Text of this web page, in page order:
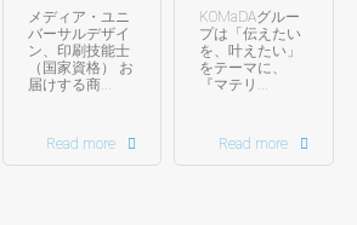
メディア・ユニ
バーサルデザイ
ン、印刷技能士
（国家資格） お
届けする商...
Read more
KOMaDAグルー
プは「伝えたい
を、叶えたい」
をテーマに、
『マテリ...
Read more